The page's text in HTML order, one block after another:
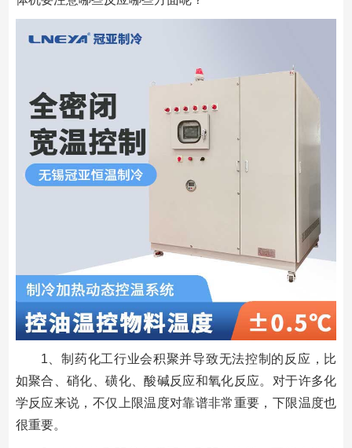
1、制药化工行业会积聚并导致无法控制的反应，比
如聚合、硝化、磺化、酸碱反应和氧化反应。对于许多化
学反应来说，不仅上限温度对靠谱非常重要，下限温度也
很重要。